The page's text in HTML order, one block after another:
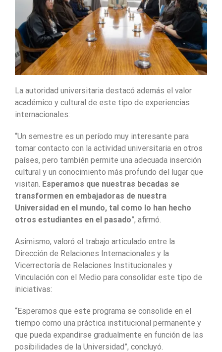
La autoridad universitaria destacó además el valor
académico y cultural de este tipo de experiencias
internacionales:
“Un semestre es un período muy interesante para
tomar contacto con la actividad universitaria en otros
países, pero también permite una adecuada inserción
cultural y un conocimiento más profundo del lugar que
visitan. Esperamos que nuestras becadas se
transformen en embajadoras de nuestra
Universidad en el mundo, tal como lo han hecho
otros estudiantes en el pasado”, afirmó.
Asimismo, valoró el trabajo articulado entre la
Dirección de Relaciones Internacionales y la
Vicerrectoría de Relaciones Institucionales y
Vinculación con el Medio para consolidar este tipo de
iniciativas:
“Esperamos que este programa se consolide en el
tiempo como una práctica institucional permanente y
que pueda expandirse gradualmente en función de las
posibilidades de la Universidad”, concluyó.